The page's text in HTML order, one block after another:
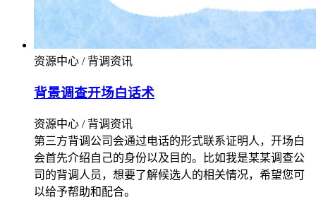
资源中心 / 背调资讯
背景调查开场白话术
资源中心 / 背调资讯
第三方背调公司会通过电话的形式联系证明人，开场白
会首先介绍自己的身份以及目的。比如我是某某调查公
司的背调人员，想要了解候选人的相关情况，希望您可
以给予帮助和配合。